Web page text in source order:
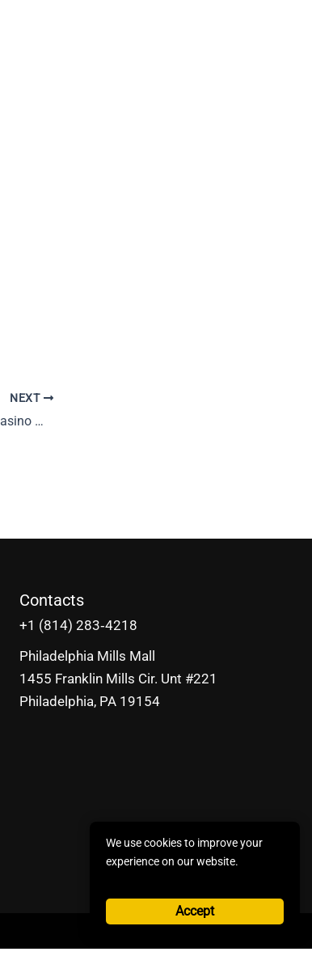
×
NEXT
Wild Robin : Expérience de Casino Mobile‑First pour des Gains Rapides
Contacts
‪+1 (814) 283‑4218
Philadelphia Mills Mall
1455 Franklin Mills Cir. Unt #221
Philadelphia, PA 19154
We use cookies to improve your
experience on our website.
Accept